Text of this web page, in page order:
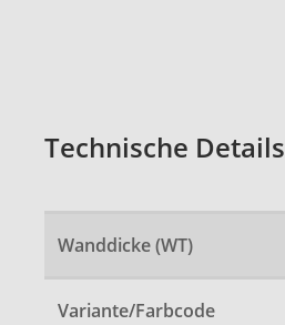
Technische Details
Wanddicke (WT)
Variante/Farbcode